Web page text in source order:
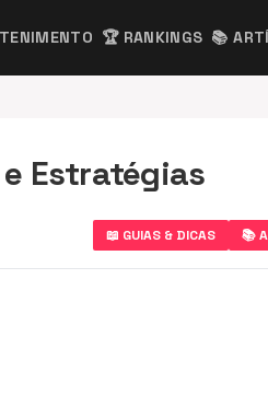
🏆 RANKINGS 📚
Estratégias
📖 GUIAS & DICAS 📚